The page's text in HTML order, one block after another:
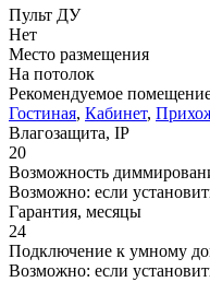
Пульт ДУ
Нет
Место размещения
На потолок
Рекомендуемое
Гостиная, Кабинет,
Влагозащита, IP
20
Возможность
Возможно: если
Гарантия, месяцы
24
Подключение к умному
Возможно: если